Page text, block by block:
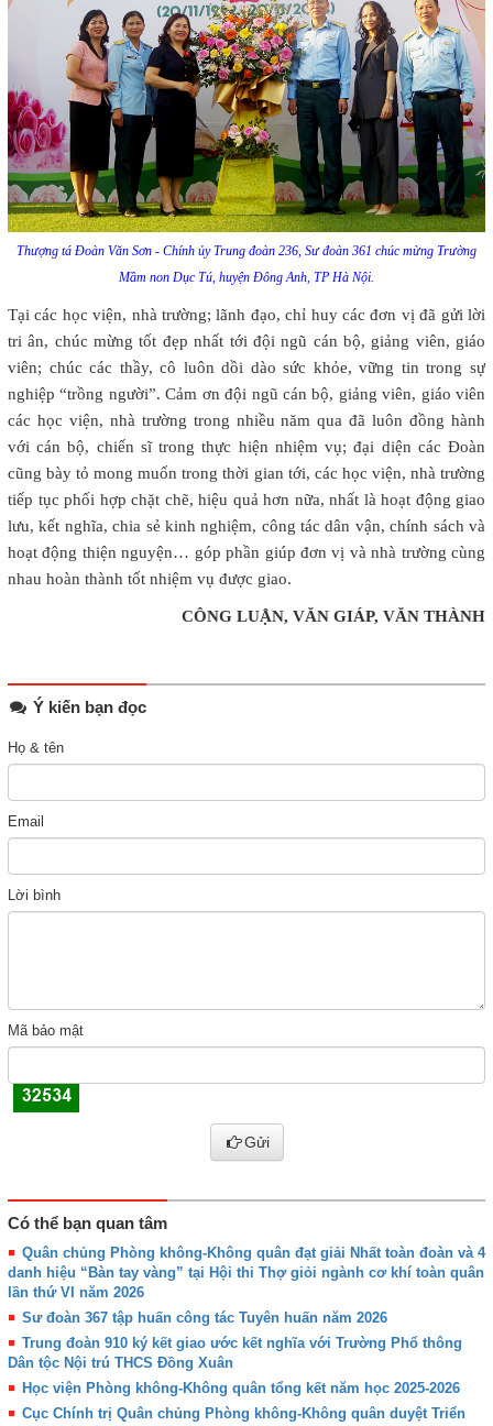
Thượng tá Đoàn Văn Sơn - Chính ủy Trung đoàn 236, Sư đoàn 361 chúc mừng Trường
Mầm non Dục Tú, huyện Đông Anh, TP Hà Nội.
Tại các học viện, nhà trường; lãnh đạo, chỉ huy các đơn vị đã gửi lời
tri ân, chúc mừng tốt đẹp nhất tới đội ngũ cán bộ, giảng viên, giáo
viên; chúc các thầy, cô luôn dồi dào sức khỏe, vững tin trong sự
nghiệp “trồng người”. Cảm ơn đội ngũ cán bộ, giảng viên, giáo viên
các học viện, nhà trường trong nhiều năm qua đã luôn đồng hành
với cán bộ, chiến sĩ trong thực hiện nhiệm vụ; đại diện các Đoàn
cũng bày tỏ mong muốn trong thời gian tới, các học viện, nhà trường
tiếp tục phối hợp chặt chẽ, hiệu quả hơn nữa, nhất là hoạt động giao
lưu, kết nghĩa, chia sẻ kinh nghiệm, công tác dân vận, chính sách và
hoạt động thiện nguyện… góp phần giúp đơn vị và nhà trường cùng
nhau hoàn thành tốt nhiệm vụ được giao.
CÔNG LUẬN, VĂN GIÁP, VĂN THÀNH
Ý kiến bạn đọc
Họ & tên
Email
Lời bình
Mã bảo mật
Gửi
Có thể bạn quan tâm
Quân chủng Phòng không-Không quân đạt giải Nhất toàn đoàn và 4
danh hiệu “Bàn tay vàng” tại Hội thi Thợ giỏi ngành cơ khí toàn quân
lần thứ VI năm 2026
Sư đoàn 367 tập huấn công tác Tuyên huấn năm 2026
Trung đoàn 910 ký kết giao ước kết nghĩa với Trường Phổ thông
Dân tộc Nội trú THCS Đồng Xuân
Học viện Phòng không-Không quân tổng kết năm học 2025-2026
Cục Chính trị Quân chủng Phòng không-Không quân duyệt Triển